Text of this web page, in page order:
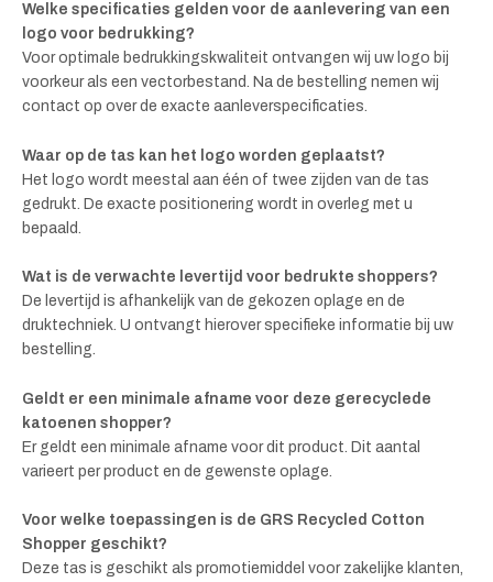
Welke specificaties gelden voor de aanlevering van een
logo voor bedrukking?
Voor optimale bedrukkingskwaliteit ontvangen wij uw logo bij
voorkeur als een vectorbestand. Na de bestelling nemen wij
contact op over de exacte aanleverspecificaties.
Waar op de tas kan het logo worden geplaatst?
Het logo wordt meestal aan één of twee zijden van de tas
gedrukt. De exacte positionering wordt in overleg met u
bepaald.
Wat is de verwachte levertijd voor bedrukte shoppers?
De levertijd is afhankelijk van de gekozen oplage en de
druktechniek. U ontvangt hierover specifieke informatie bij uw
bestelling.
Geldt er een minimale afname voor deze gerecyclede
katoenen shopper?
Er geldt een minimale afname voor dit product. Dit aantal
varieert per product en de gewenste oplage.
Voor welke toepassingen is de GRS Recycled Cotton
Shopper geschikt?
Deze tas is geschikt als promotiemiddel voor zakelijke klanten,